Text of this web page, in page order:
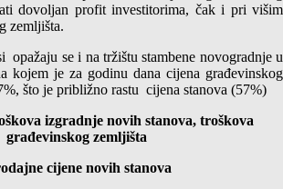
dovoljan profit investitorima, čak i pri višim
zemljišta.
opažaju se i na tržištu stambene novogradnje u
kojem je za godinu dana cijena građevinskog
što je približno rastu cijena stanova (57%)
izgradnje novih stanova, troškova
građevinskog zemljišta
cijene novih stanova